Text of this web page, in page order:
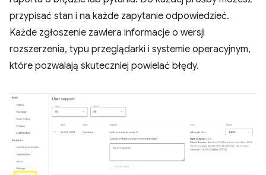
przypisać stan i na każde zapytanie odpowiedzieć.
Każde zgłoszenie zawiera informacje o wersji
rozszerzenia, typu przeglądarki i systemie operacyjnym,
które pozwalają skuteczniej powielać błędy.